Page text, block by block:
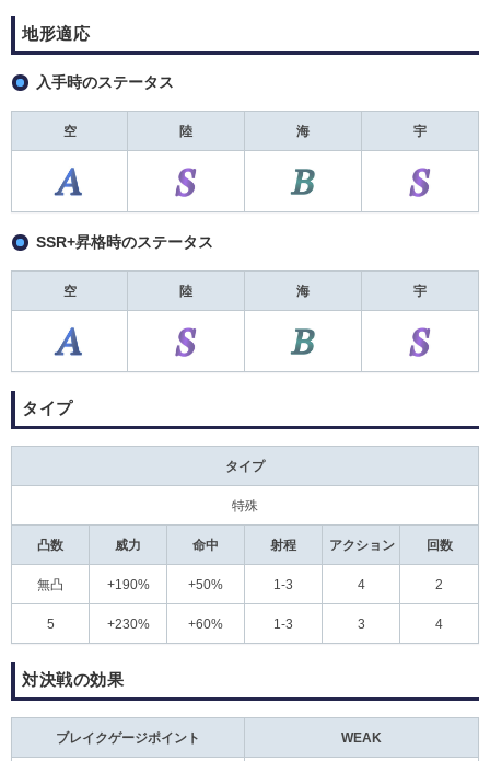
地形適応
入手時のステータス
空 陸 海 宇
SSR+昇格時のステータス
空 陸 海 宇
タイプ
タイプ
特殊
凸数 威力 命中 射程 アクション 回数
無凸 +190% +50% 1-3 4 2
5 +230% +60% 1-3 3 4
対決戦の効果
ブレイクゲージポイント WEAK